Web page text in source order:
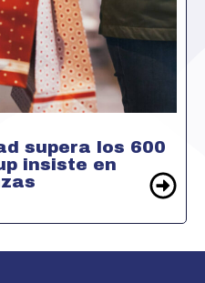
supera los 600
insiste en